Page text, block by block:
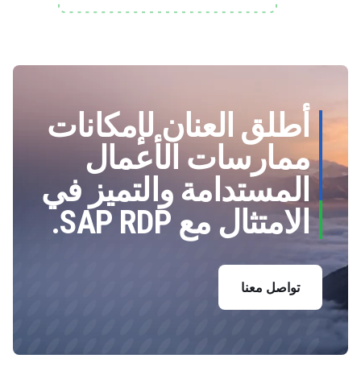
أطلق العنان لإمكانات
ممارسات الأعمال
المستدامة والتميز في
الامتثال مع SAP RDP.
تواصل معنا